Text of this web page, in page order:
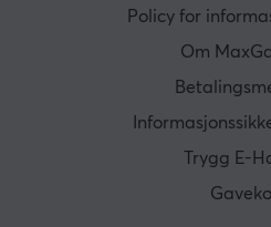
Policy for
Om
Trygg E-